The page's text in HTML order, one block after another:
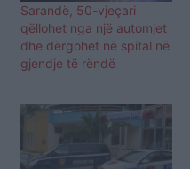
Sarandë, 50-vjeçari
qëllohet nga një automjet
dhe dërgohet në spital në
gjendje të rëndë